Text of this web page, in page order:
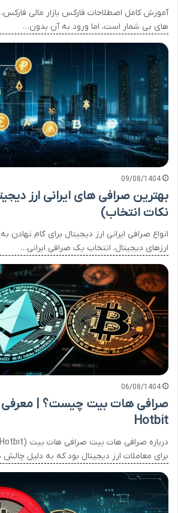
آموزش کامل اصطلاحات فارکس بازار مالی
های بی شمار است، اما ورود به آن بدون…
09/08/1404
بهترین صرافی های ایرانی ارز
نکات انتخاب)
انواع صرافی ایرانی ارز دیجیتال برای گام نهادن
ارزهای دیجیتال، انتخاب یک صرافی ایرانی…
06/08/1404
صرافی هات بیت چیست؟ | معرفی
Hotbit
برای معاملات ارز دیجیتال بود که به دلیل